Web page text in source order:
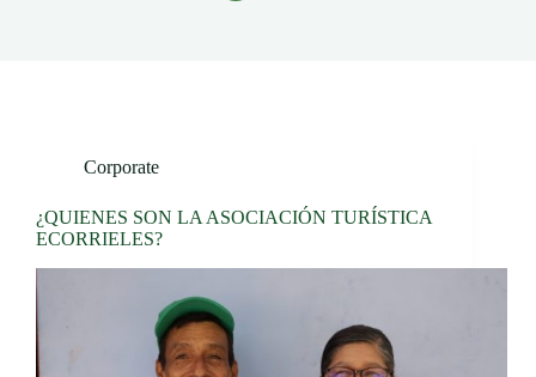
Corporate
¿QUIENES SON LA ASOCIACIÓN TURÍSTICA
ECORRIELES?